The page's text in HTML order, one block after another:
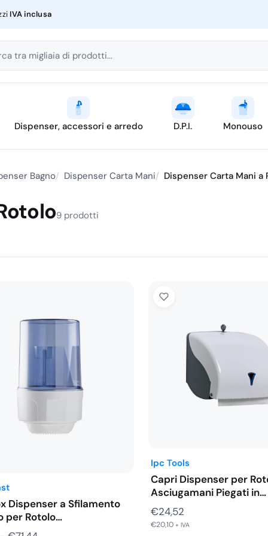
IVA inclusa
tra migliaia di prodotti...
Dispenser, accessori e arredo D.P.I. Monouso
Bagno Dispenser Carta Mani Dispenser Carta Mani a
9 prodotti
Dispenser a Sfilamento
per Rotolo…
Ipc Tools
Capri Dispenser per
Asciugamani Piegati in…
€24,52
€20,10 + IVA